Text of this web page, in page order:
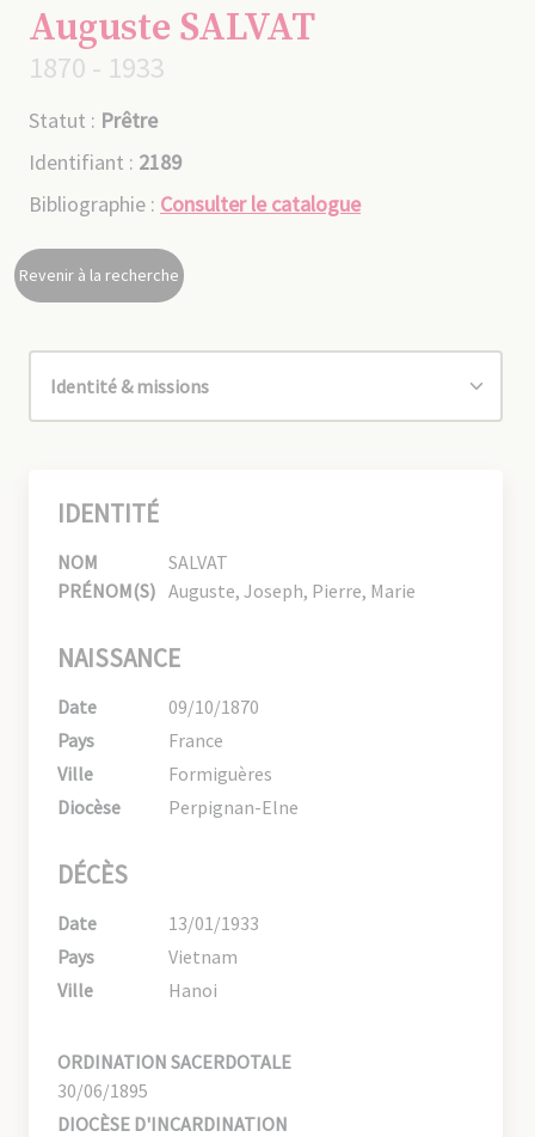
Auguste SALVAT
1870 - 1933
Statut : Prêtre
Identifiant : 2189
Bibliographie : Consulter le catalogue
Revenir à la recherche
IDENTITÉ
NOM
SALVAT
PRÉNOM(S) Auguste, Joseph, Pierre, Marie
NAISSANCE
Date
09/10/1870
Pays
France
Ville
Formiguères
Diocèse
Perpignan-Elne
DÉCÈS
Date
13/01/1933
Pays
Vietnam
Ville
Hanoi
ORDINATION SACERDOTALE
30/06/1895
DIOCÈSE D'INCARDINATION